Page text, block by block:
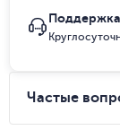
Частые